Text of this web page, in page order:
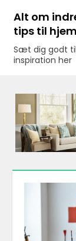
content
Alt om
tips til
Sæt dig godt
inspiration her